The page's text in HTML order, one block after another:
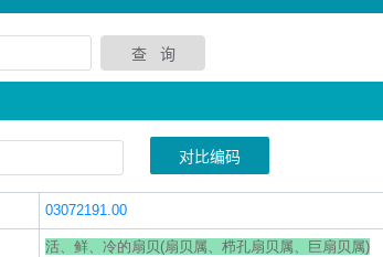
对比编码
03072191.00
活、鲜、冷的扇贝(扇贝属、栉孔扇贝属、巨扇贝属)